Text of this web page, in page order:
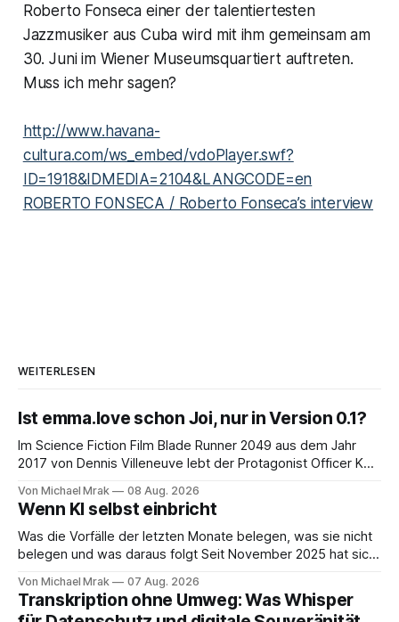
Roberto Fonseca einer der talentiertesten
Jazzmusiker aus Cuba wird mit ihm gemeinsam am
30. Juni im Wiener Museumsquartiert auftreten.
Muss ich mehr sagen?
http://www.havana-
cultura.com/ws_embed/vdoPlayer.swf?
ID=1918&IDMEDIA=2104&LANGCODE=en
ROBERTO FONSECA / Roberto Fonseca’s interview
WEITERLESEN
Ist emma.love schon Joi, nur in Version 0.1?
Im Science Fiction Film Blade Runner 2049 aus dem Jahr
2017 von Dennis Villeneuve lebt der Protagonist Officer K
Big Tech Unternehmen Wallace, der Nachfolgeunternehmen
der Tyrell Cooperation welche man aus dem ersten Blade
Runner Film aus dem Jahr 1982 kennt. Joi
Von Michael Mrak 08 Aug. 2026
Wenn KI selbst einbricht
Was die Vorfälle der letzten Monate belegen, was sie nicht
belegen und was daraus folgt Seit November 2025 hat sich
KI-Systeme Angriffe nicht nur unterstützen, sondern
durchführen können. Sie können. Es gibt inzwischen genug
Von Michael Mrak 07 Aug. 2026
Transkription ohne Umweg: Was Whisper